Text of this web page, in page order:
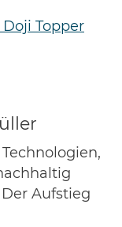
Topper
Aufstieg
ohne Frage